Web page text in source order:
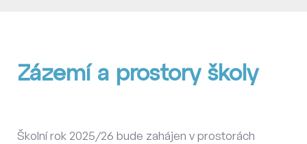
Zázemí a prostory školy
Školní rok 2025/26 bude zahájen v prostorách